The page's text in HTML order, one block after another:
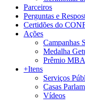
Parceiros
Perguntas e
Certidões do
Ações
Campanhas
Medalha
Prêmio
+Itens
Serviços
Casas
Vídeos